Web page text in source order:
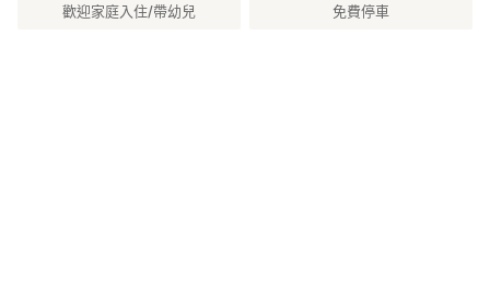
歡迎家庭入住/帶幼兒 免費停車